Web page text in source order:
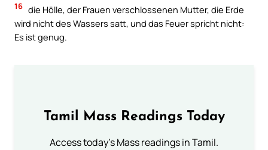
16 die Hölle, der Frauen verschlossenen Mutter, die Erde
wird nicht des Wassers satt, und das Feuer spricht nicht:
Es ist genug.
Tamil Mass Readings Today
Access today's Mass readings in Tamil.